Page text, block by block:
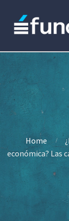
Home
económica? Las